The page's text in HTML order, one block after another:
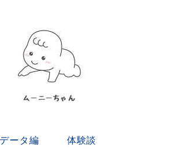
データ編 体験談